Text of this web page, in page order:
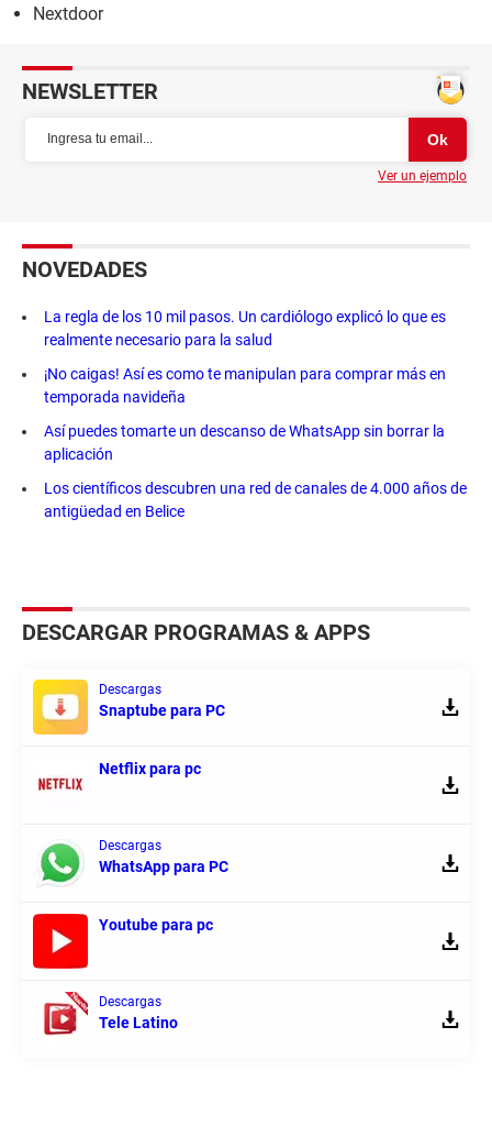
Nextdoor
NEWSLETTER
Ver un ejemplo
NOVEDADES
La regla de los 10 mil pasos. Un cardiólogo explicó lo que es
realmente necesario para la salud
¡No caigas! Así es como te manipulan para comprar más en
temporada navideña
Así puedes tomarte un descanso de WhatsApp sin borrar la
aplicación
Los científicos descubren una red de canales de 4.000 años de
antigüedad en Belice
DESCARGAR PROGRAMAS & APPS
Descargas
Snaptube para PC
Netflix para pc
Descargas
WhatsApp para PC
Youtube para pc
Descargas
Tele Latino